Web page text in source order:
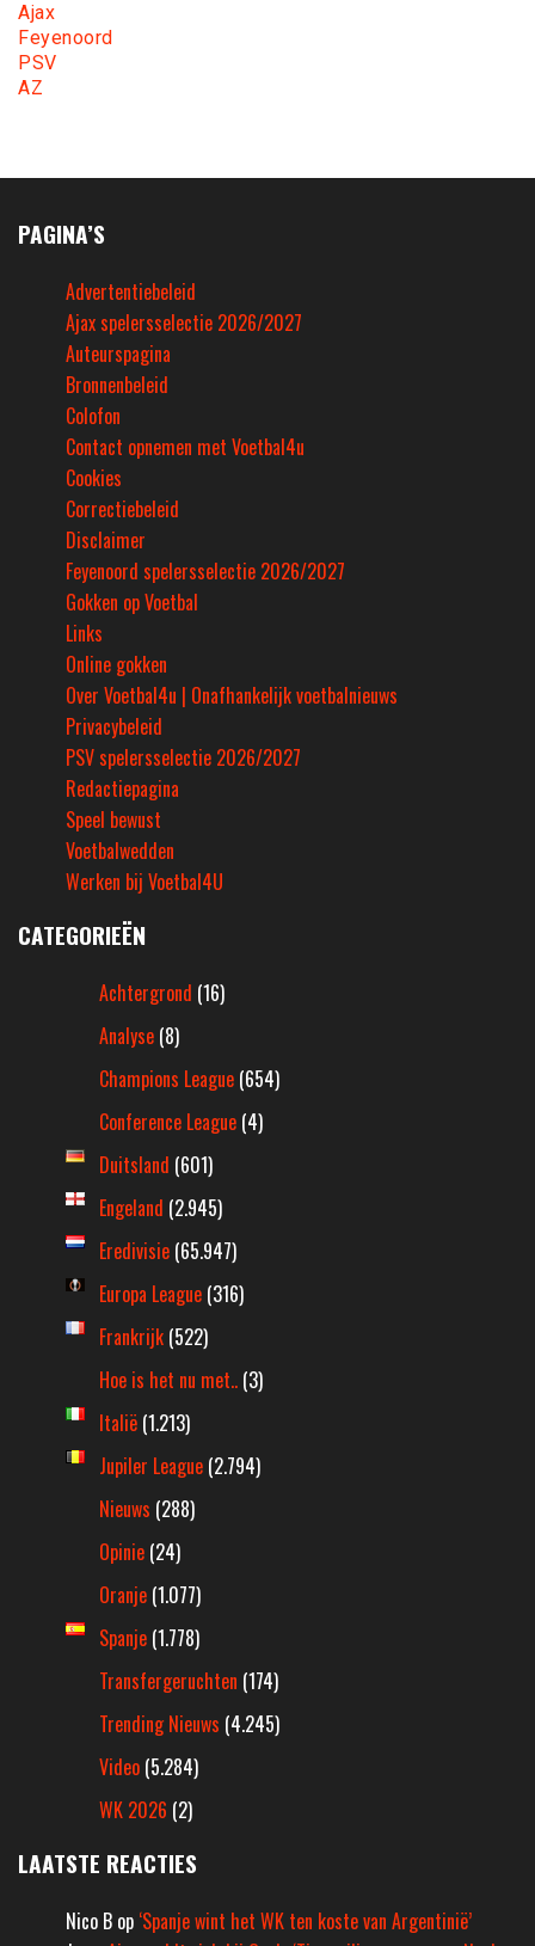
Ajax
Feyenoord
PSV
AZ
PAGINA’S
Advertentiebeleid
Ajax spelersselectie 2026/2027
Auteurspagina
Bronnenbeleid
Colofon
Contact opnemen met Voetbal4u
Cookies
Correctiebeleid
Disclaimer
Feyenoord spelersselectie 2026/2027
Gokken op Voetbal
Links
Online gokken
Over Voetbal4u | Onafhankelijk voetbalnieuws
Privacybeleid
PSV spelersselectie 2026/2027
Redactiepagina
Speel bewust
Voetbalwedden
Werken bij Voetbal4U
CATEGORIEËN
Achtergrond (16)
Analyse (8)
Champions League (654)
Conference League (4)
Duitsland (601)
Engeland (2.945)
Eredivisie (65.947)
Europa League (316)
Frankrijk (522)
Hoe is het nu met.. (3)
Italië (1.213)
Jupiler League (2.794)
Nieuws (288)
Opinie (24)
Oranje (1.077)
Spanje (1.778)
Transfergeruchten (174)
Trending Nieuws (4.245)
Video (5.284)
WK 2026 (2)
LAATSTE REACTIES
Nico B op ‘Spanje wint het WK ten koste van Argentinië’